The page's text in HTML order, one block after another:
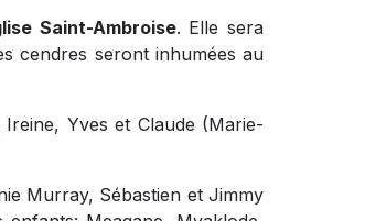
Saint-Ambroise. Elle sera
cendres seront inhumées au
Yves et Claude (Marie-
Murray, Sébastien et Jimmy